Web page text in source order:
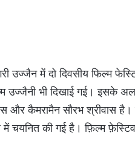
उज्जैन में दो दिवसीय फिल्म
भी दिखाई गई। इसके
और कैमरामैन सौरभ श्रीवास
में चयनित की गई है। फ़िल्म